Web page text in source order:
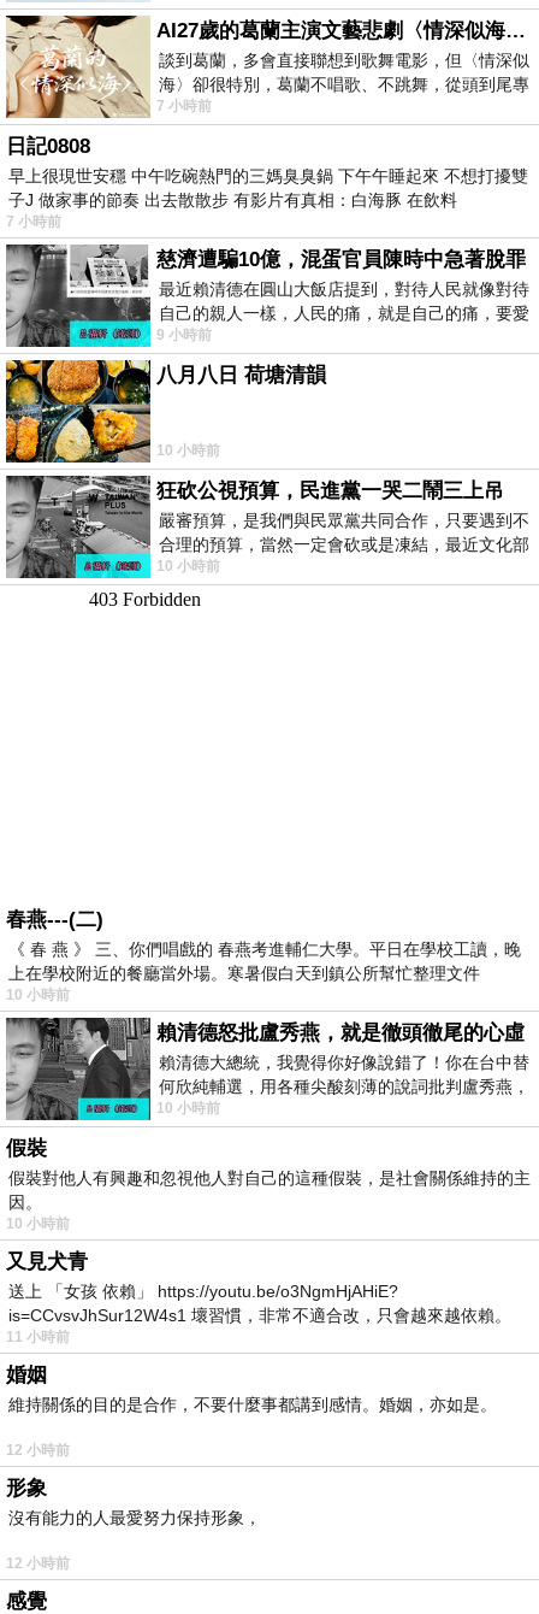
AI27歲的葛蘭主演文藝悲劇〈情深似海〉 #戀上老電影 #葛蘭 #粟子
談到葛蘭，多會直接聯想到歌舞電影，但〈情深似
海〉卻很特別，葛蘭不唱歌、不跳舞，從頭到尾專
心演戲。拍攝期間，經常工作超過12個鐘
7 小時前
日記0808
早上很現世安穩 中午吃碗熱門的三媽臭臭鍋 下午午睡起來 不想打擾雙
子J 做家事的節奏 出去散散步 有影片有真相：白海豚 在飲料
7 小時前
慈濟遭騙10億，混蛋官員陳時中急著脫罪
最近賴清德在圓山大飯店提到，對待人民就像對待
自己的親人一樣，人民的痛，就是自己的痛，要愛
民如親，說的這麼好聽，實際上根本沒做
9 小時前
八月八日 荷塘清韻
10 小時前
狂砍公視預算，民進黨一哭二鬧三上吊
嚴審預算，是我們與民眾黨共同合作，只要遇到不
合理的預算，當然一定會砍或是凍結，最近文化部
要編列公視和Taiwan plus預算，在110年
10 小時前
春燕---(二)
《 春 燕 》 三、你們唱戲的 春燕考進輔仁大學。平日在學校工讀，晚
上在學校附近的餐廳當外場。寒暑假白天到鎮公所幫忙整理文件
10 小時前
賴清德怒批盧秀燕，就是徹頭徹尾的心虛
賴清德大總統，我覺得你好像說錯了！你在台中替
何欣純輔選，用各種尖酸刻薄的說詞批判盧秀燕，
罵她施政滿意度輸給陳其邁，甚至還說盧
10 小時前
假裝
假裝對他人有興趣和忽視他人對自己的這種假裝，是社會關係維持的主
因。
10 小時前
又見犬青
送上 「女孩 依賴」 https://youtu.be/o3NgmHjAHiE?
is=CCvsvJhSur12W4s1 壞習慣，非常不適合改，只會越來越依賴。
我害怕的
11 小時前
婚姻
維持關係的目的是合作，不要什麼事都講到感情。婚姻，亦如是。
12 小時前
形象
沒有能力的人最愛努力保持形象，
12 小時前
感覺